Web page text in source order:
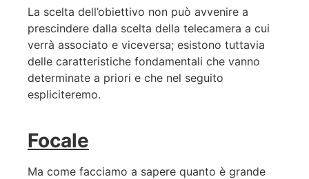
La scelta dell’obiettivo non può avvenire a
prescindere dalla scelta della telecamera a cui
verrà associato e viceversa; esistono tuttavia
delle caratteristiche fondamentali che vanno
determinate a priori e che nel seguito
espliciteremo.
Focale
Ma come facciamo a sapere quanto è grande